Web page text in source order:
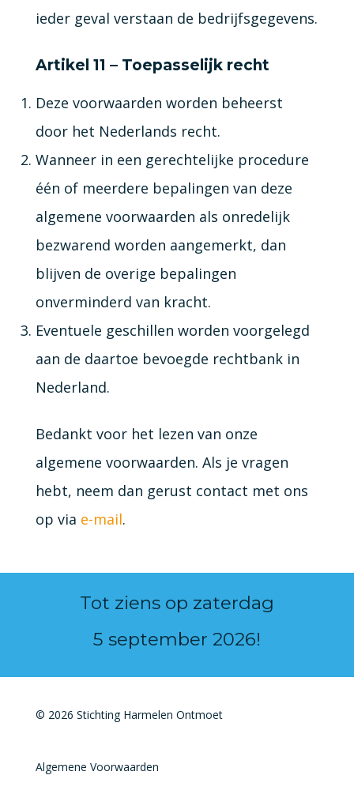
ieder geval verstaan de bedrijfsgegevens.
Artikel 11 – Toepasselijk recht
Deze voorwaarden worden beheerst
door het Nederlands recht.
Wanneer in een gerechtelijke procedure
één of meerdere bepalingen van deze
algemene voorwaarden als onredelijk
bezwarend worden aangemerkt, dan
blijven de overige bepalingen
onverminderd van kracht.
Eventuele geschillen worden voorgelegd
aan de daartoe bevoegde rechtbank in
Nederland.
Bedankt voor het lezen van onze
algemene voorwaarden. Als je vragen
hebt, neem dan gerust contact met ons
op via e-mail.
Tot ziens op zaterdag
5 september 2026!
© 2026 Stichting Harmelen Ontmoet
Algemene Voorwaarden